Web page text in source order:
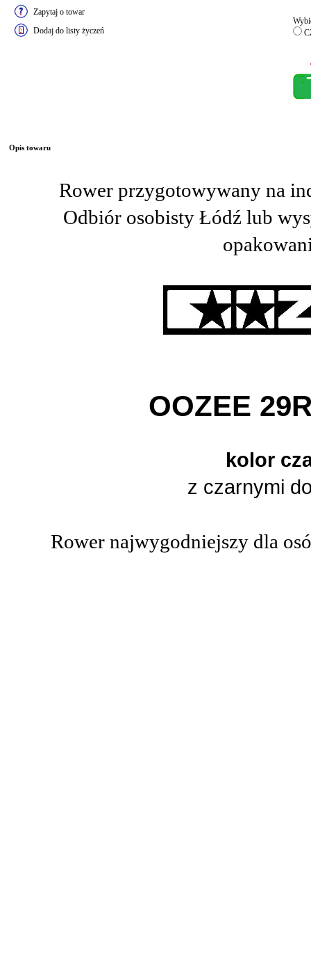
Zapytaj o towar
Dodaj do listy życzeń
Opis towaru
Rower przygotowywany na
Odbiór osobisty Łódź lub
OOZEE
kolor
z czarnymi
Rower najwygodniejszy dla